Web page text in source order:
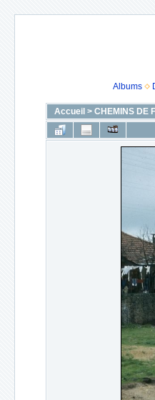
Albums
Accueil > CHEMINS DE